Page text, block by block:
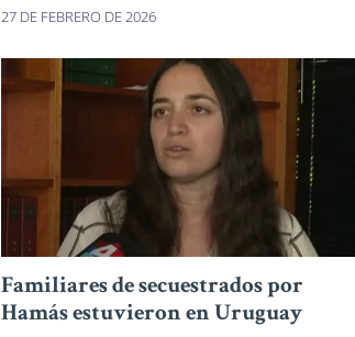
27 DE FEBRERO DE 2026
Familiares de secuestrados por
Hamás estuvieron en Uruguay